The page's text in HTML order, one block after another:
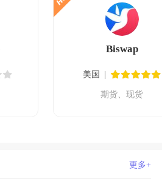
Biswap
美国
期货、现货
更多+